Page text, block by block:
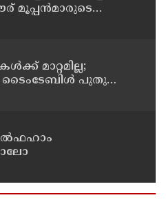
മൂപ്പന്‍മാരുടെ
മാറ്റമില്ല;
പുതുക്കി